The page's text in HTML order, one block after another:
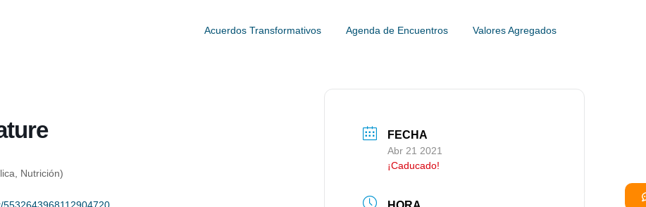
Acuerdos Transformativos Agenda de Encuentros Valores Agregados
Nutrición)
FECHA
Abr 21 2021
¡Caducado!